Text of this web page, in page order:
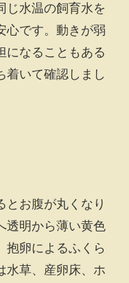
じ水温の飼育水を
心です。動きが弱
になることもある
着いて確認しまし
とお腹が丸くなり
透明から薄い黄色
抱卵によるふくら
水草、産卵床、ホ